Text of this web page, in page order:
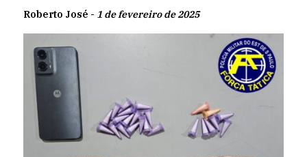
Roberto José - 1 de fevereiro de 2025